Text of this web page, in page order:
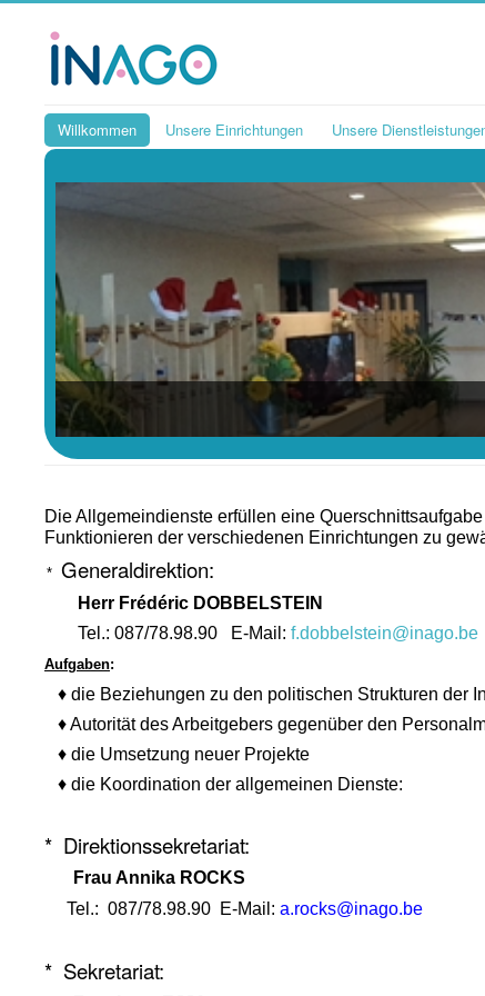
Willkommen Unsere Einrichtungen Unsere
Die Allgemeindienste erfüllen eine
Funktionieren der verschiedenen Einrichtungen zu
* Generaldirektion:
Herr Frédéric DOBBELSTEIN
Tel.: 087/78.98.90 E-Mail: f.dobbelstein@inago.be
Aufgaben:
♦ die Beziehungen zu den politischen Strukturen der
♦ Autorität des Arbeitgebers gegenüber den
♦ die Umsetzung neuer Projekte
♦ die Koordination der allgemeinen Dienste:
* Direktionssekretariat:
Frau Annika ROCKS
Tel.: 087/78.98.90 E-Mail : a.rocks@inago.be
* Sekretariat: